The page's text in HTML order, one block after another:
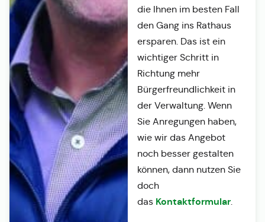
die Ihnen im besten Fall
den Gang ins Rathaus
ersparen. Das ist ein
wichtiger Schritt in
Richtung mehr
Bürgerfreundlichkeit in
der Verwaltung. Wenn
Sie Anregungen haben,
wie wir das Angebot
noch besser gestalten
können, dann nutzen Sie
doch
das Kontaktformular.